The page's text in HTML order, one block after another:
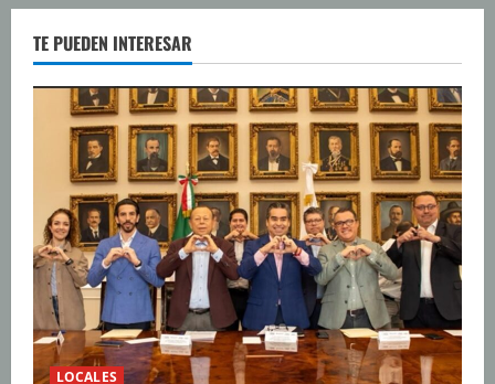
TE PUEDEN INTERESAR
LOCALES